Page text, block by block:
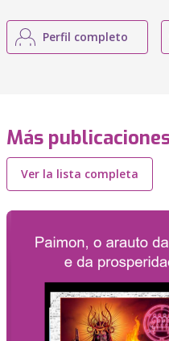
Perfil completo
Más
Ver la lista completa